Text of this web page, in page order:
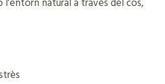
natural a través del cos,